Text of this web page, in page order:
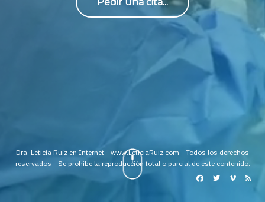
Dra. Leticia Ruíz en Internet - www.LeticiaRuiz.com - Todos los derechos
reservados - Se prohibe la reproducción total o parcial de este contenido.